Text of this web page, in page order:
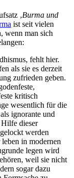
‚Burma und
ist seit vielen
wenn man sich
fehlt hier.
als sie es derzeit
zufrieden geben.
kritisch
wesentlich für die
ignorante und
dieser
werden
in modernen
legen wird
weil sie nicht
sogar dazu